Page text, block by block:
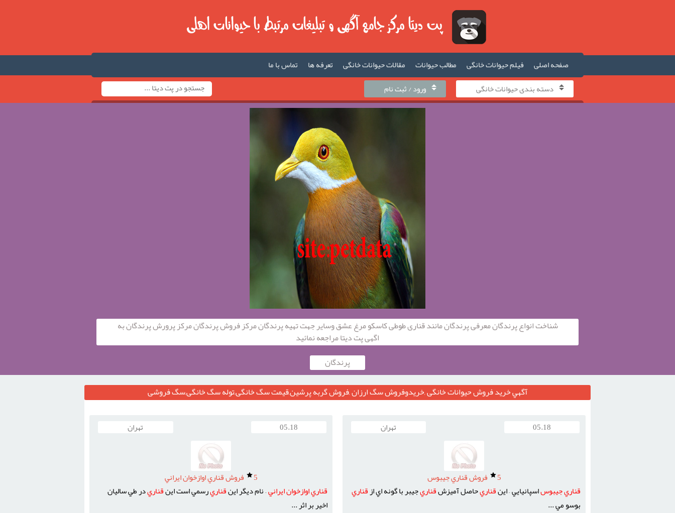
تماس با ما تعرفه ها مقالات حیوانات خانگی مطالب حیوانات فیلم حیوانات خانگی
صفحه اصلی
دسته بندی حیوانات خانگی
ورود / ثبت نام
شناخت انواع پرندگان معرفی پرندگان مانند قناری طوطی کاسکو مرغ عشق وسایر جهت تهیه پرندگان مرکز فروش پرندگان مرکز پرورش پرندگان به
اگهی پت دیتا مراجعه نمائید
پرندگان
آگهي خرید فروش حیوانات خانگی ,خریدوفروش سگ ارزان ,فروش گربه پرشین,قیمت سگ خانگی,توله سگ خانگی,سگ فروشی
05.18 تهران
5
فروش قناري جيبوس
قناريجيبوساسپانيايي – اينقناريحاصل آميزشقناريجيبر با گونه اي ازقناري
بوسو مي ...
05.18 تهران
5
فروش قناري اوازخوان ايراني
قنارياوازخوانايراني– نام ديگر اينقناريرسمي است اينقناريدر طي ساليان
اخير بر اثر ...